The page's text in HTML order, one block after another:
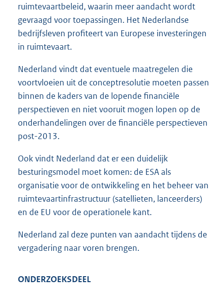
ruimtevaartbeleid, waarin meer aandacht wordt
gevraagd voor toepassingen. Het Nederlandse
bedrijfsleven profiteert van Europese investeringen
in ruimtevaart.
Nederland vindt dat eventuele maatregelen die
voortvloeien uit de conceptresolutie moeten passen
binnen de kaders van de lopende financiële
perspectieven en niet vooruit mogen lopen op de
onderhandelingen over de financiële perspectieven
post-2013.
Ook vindt Nederland dat er een duidelijk
besturingsmodel moet komen: de ESA als
organisatie voor de ontwikkeling en het beheer van
ruimtevaartinfrastructuur (satellieten, lanceerders)
en de EU voor de operationele kant.
Nederland zal deze punten van aandacht tijdens de
vergadering naar voren brengen.
ONDERZOEKSDEEL